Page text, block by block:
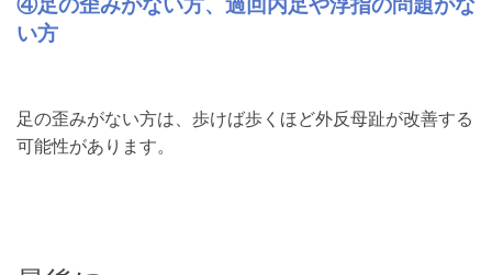
い方
足の歪みがない方は、歩けば歩くほど外反母趾が改善する
可能性があります。